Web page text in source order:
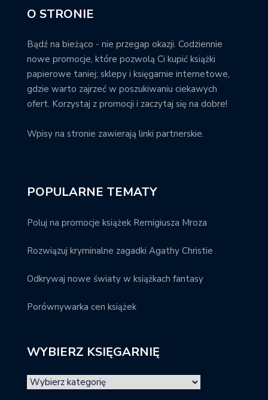
O STRONIE
Bądź na bieżąco - nie przegap okazji. Codziennie
nowe promocje, które pozwolą Ci kupić książki
papierowe taniej; sklepy i księgarnie internetowe,
gdzie warto zajrzeć w poszukiwaniu ciekawych
ofert. Korzystaj z promocji i zaczytaj się na dobre!
Wpisy na stronie zawierają linki partnerskie.
POPULARNE TEMATY
Poluj na promocje książek Remigiusza Mroza
Rozwiązuj kryminalne zagadki Agathy Christie
Odkrywaj nowe światy w książkach fantasy
Porównywarka cen książek
WYBIERZ KSIĘGARNIĘ